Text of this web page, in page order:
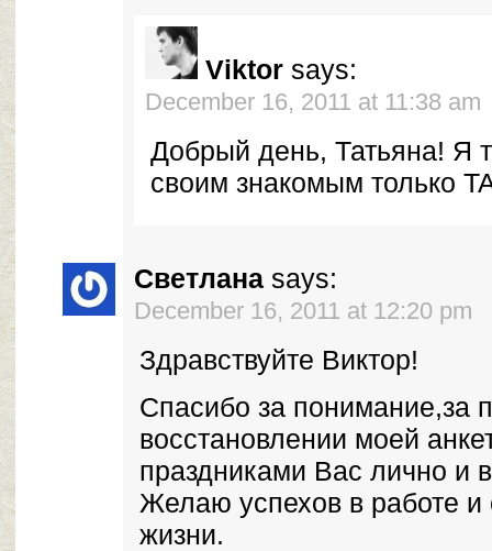
Viktor says:
December 16, 2011 at 11:38 am
Добрый день, Татьяна! Я
своим знакомым только
Светлана says:
December 16, 2011 at 12:20 pm
Здравствуйте Виктор!
Спасибо за понимание,за
восстановлении моей
праздниками Вас лично и
Желаю успехов в работе
жизни.